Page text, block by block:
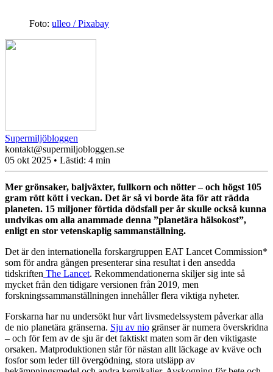
Foto: ulleo / Pixabay
Supermiljöbloggen
kontakt@supermiljobloggen.se
05 okt 2025 • Lästid: 4 min
Mer grönsaker, baljväxter, fullkorn och nötter – och högst 105
gram rött kött i veckan. Det är så vi borde äta för att rädda
planeten. 15 miljoner förtida dödsfall per år skulle också kunna
undvikas om alla anammade denna ”planetära hälsokost”,
enligt en stor vetenskaplig sammanställning.
Det är den internationella forskargruppen EAT Lancet Commission*
som för andra gången presenterar sina resultat i den ansedda
tidskriften The Lancet. Rekommendationerna skiljer sig inte så
mycket från den tidigare versionen från 2019, men
forskningssammanställningen innehåller flera viktiga nyheter.
Forskarna har nu undersökt hur vårt livsmedelssystem påverkar alla
de nio planetära gränserna. Sju av nio gränserär numera överskridna
– och för fem av de sju är det faktiskt maten som är den viktigaste
orsaken. Matproduktionen står för nästan allt läckage av kväve och
fosfor som leder till övergödning, stora utsläpp av